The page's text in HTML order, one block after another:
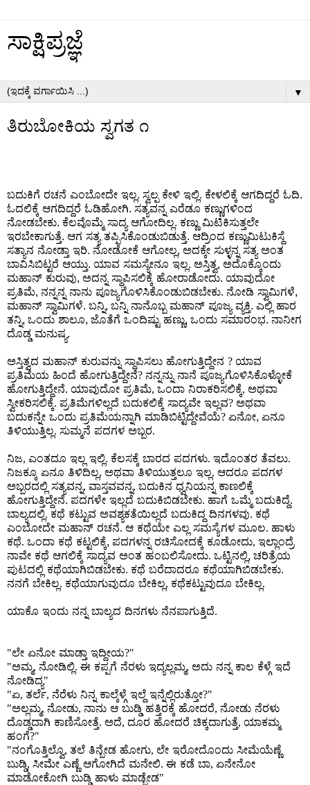
ಸಾಕ್ಷಿಪ್ರಜ್ಞೆ
▼
ತಿರುಬೋಕಿಯ ಸ್ವಗತ ೧
ಬದುಕಿಗೆ ರಚನೆ ಎಂಬೋದೇ ಇಲ್ಲ. ಸ್ವಲ್ಪ ಕೇಳಿ ಇಲ್ಲಿ. ಕೇಳಲಿಕ್ಕೆ ಆಗದಿದ್ದರೆ ಓದಿ.
ಓದಲಿಕ್ಕೆ ಆಗದಿದ್ದರೆ ಓಡಿಹೋಗಿ. ಸತ್ಯವನ್ನ ಎರೆಡೂ ಕಣ್ಣುಗಳಿಂದ
ನೋಡಬೇಕು. ಕೆಲವೊಮ್ಮೆ ಸಾದ್ಯ ಆಗೋದಿಲ್ಲ. ಕಣ್ಣು ಮಿಟಿಕಿಸುತ್ತಲೇ
ಇರಬೇಕಾಗುತ್ತೆ. ಆಗ ಸತ್ಯ ತಪ್ಪಿಸಿಕೊಂಡುಬಿಡುತ್ತೆ. ಆದ್ರಿಂದ ಕಣ್ಣುಮಿಟುಕಿಸ್ದೆ
ಸತ್ಯಾನ ನೋಡ್ತಾ ಇರಿ. ನೋಡೋಕೆ ಆಗೋಲ್ಲ, ಅದಕ್ಕೇ ಸುಳ್ಳನ್ನ ಸತ್ಯ ಅಂತ
ಬಾವಿಸಿಬಿಟ್ಟರೆ ಆಯ್ತು. ಯಾವ ಸಮಸ್ಯೇನೂ ಇಲ್ಲ. ಅಸ್ತಿತ್ವ, ಅದೊಕ್ಕೊಂದು
ಮಹಾನ್ ಕುರುವು, ಅದನ್ನ ಸ್ಥಾಪಿಸಲಿಕ್ಕೆ ಹೋರಾಡೋದು. ಯಾವುದೋ
ಪ್ರತಿಮೆ, ನನ್ನನ್ನ ನಾನು ಪೂಜ್ಯಗೊಳಿಸಿಕೊಂಡುಬಿಡಬೇಕು. ನೋಡಿ ಸ್ವಾಮಿಗಳೆ,
ಮಹಾನ್ ಸ್ವಾಮಿಗಳೆ. ಬನ್ನಿ, ಬನ್ನಿ ನಾನೊಬ್ಬ ಮಹಾನ್ ಪೂಜ್ಯ ವ್ಯಕ್ತಿ. ಎಲ್ಲಿ ಹಾರ
ತನ್ನಿ, ಒಂದು ಶಾಲೂ, ಜೊತೆಗೆ ಒಂದಿಷ್ಟು ಹಣ್ಣು, ಒಂದು ಸಮಾರಂಭ. ನಾನೀಗ
ದೊಡ್ಡ ಮನುಷ್ಯ .
ಅಸ್ತಿತ್ವದ ಮಹಾನ್ ಕುರುವನ್ನು ಸ್ಥಾಪಿಸಲು ಹೋಗುತ್ತಿದ್ದೇನ ? ಯಾವ
ಪ್ರತಿಮೆಯ ಹಿಂದೆ ಹೋಗುತ್ತಿದ್ದೇನೆ? ನನ್ನನ್ನು ನಾನೆ ಪೂಜ್ಯಗೊಳಿಸಿಕೊಳ್ಳೋಕೆ
ಹೋಗುತ್ತಿದ್ದೇನೆ. ಯಾವುದೋ ಪ್ರತಿಮೆ, ಒಂದಾ ನಿರಾಕರಿಸಲಿಕ್ಕೆ, ಅಥವಾ
ಸ್ವೀಕರಿಸಲಿಕ್ಕೆ. ಪ್ರತಿಮೆಗಳಿಲ್ಲದೆ ಬದುಕಲಿಕ್ಕೆ ಸಾದ್ಯವೇ ಇಲ್ಲವ? ಅಥವಾ
ಬದುಕನ್ನೇ ಒಂದು ಪ್ರತಿಮೆಯನ್ನಾಗಿ ಮಾಡಿಬಿಟ್ಟಿದ್ದೇವೆಯೆ? ಏನೋ, ಏನೂ
ತಿಳಿಯುತ್ತಿಲ್ಲ. ಸುಮ್ಮನೆ ಪದಗಳ ಅಬ್ಬರ.
ನಿಜ, ಎಂತದೂ ಇಲ್ಲ ಇಲ್ಲಿ. ಕೆಲಸಕ್ಕೆ ಬಾರದ ಪದಗಳು. ಇದೊಂತರ ತೆವಲು.
ನಿಜಕ್ಕೂ ಏನೂ ತಿಳಿದಿಲ್ಲ, ಅಥವಾ ತಿಳಿಯುತ್ತಲೂ ಇಲ್ಲ. ಆದರೂ ಪದಗಳ
ಅಬ್ಬರದಲ್ಲಿ ಸತ್ಯವನ್ನ, ವಾಸ್ತವವನ್ನ, ಬದುಕಿನ ಧ್ವನಿಯನ್ನ ಕಾಣಲಿಕ್ಕೆ
ಹೋಗುತ್ತಿದ್ದೇನೆ. ಪದಗಳೇ ಇಲ್ಲದೆ ಬದುಕಿಬಿಡಬೇಕು. ಹಾಗೆ ಒಮ್ಮೆ ಬದುಕಿದ್ದೆ.
ಬಾಲ್ಯದಲ್ಲಿ. ಕಥೆ ಕಟ್ಟುವ ಅವಶ್ಯಕತೆಯಿಲ್ಲದೆ ಬದುಕಿದ್ದ ದಿನಗಳವು. ಕಥೆ
ಎಂಬೋದೇ ಮಹಾನ್ ರಚನೆ. ಆ ಕಥೆಯೇ ಎಲ್ಲ ಸಮಸ್ಯೆಗಳ ಮೂಲ. ಹಾಳು
ಕಥೆ. ಒಂದಾ ಕಥೆ ಕಟ್ಟಲಿಕ್ಕೆ, ಪದಗಳನ್ನ ರಚಿಸೋದಕ್ಕೆ ಕೂಡೋದು, ಇಲ್ಲಾಂದ್ರೆ
ನಾವೇ ಕಥೆ ಆಗಲಿಕ್ಕೆ ಸಾದ್ಯವ ಅಂತ ಹಂಬಲಿಸೋದು. ಒಟ್ಟಿನಲ್ಲಿ, ಚರಿತ್ರೆಯ
ಪುಟದಲ್ಲಿ ಕಥೆಯಾಗಿಬಿಡಬೇಕು. ಕಥೆ ಬರೆದಾದರೂ ಕಥೆಯಾಗಿಬಿಡಬೇಕು.
ನನಗೆ ಬೇಕಿಲ್ಲ. ಕಥೆಯಾಗುವುದೂ ಬೇಕಿಲ್ಲ, ಕಥೆಕಟ್ಟುವುದೂ ಬೇಕಿಲ್ಲ.
ಯಾಕೊ ಇಂದು ನನ್ನ ಬಾಲ್ಯದ ದಿನಗಳು ನೆನಪಾಗುತ್ತಿದೆ.
"ಲೇ ಏನೋ ಮಾಡ್ತಾ ಇದ್ದೀಯ?"
"ಅಮ್ಮ, ನೋಡಿಲ್ಲಿ. ಈ ಕಪ್ಪಗೆ ನೆರಳು ಇದ್ಯಲ್ಲಮ್ಮ, ಅದು ನನ್ನ ಕಾಲ ಕೆಳ್ಗೆ ಇದೆ
ನೋಡಿದ್ಯ"
"ಏ, ತರ್ಲೆ, ನೆರೆಳು ನಿನ್ನ ಕಾಲ್ಕೆಳ್ಗೆ ಇಲ್ದೆ ಇನ್ನೆಲ್ಲಿರುತ್ತೋ?"
"ಅಲ್ಲಮ್ಮ, ನೋಡು, ನಾನು ಆ ಬುಡ್ಡಿ ಹತ್ತಿರಕ್ಕೆ ಹೋದರೆ, ನೋಡು ನೆರಳು
ದೊಡ್ಡದಾಗಿ ಕಾಣಿಸೋತ್ತೆ. ಅದೆ, ದೂರ ಹೋದರೆ ಚಿಕ್ಕದಾಗುತ್ತೆ, ಯಾಕಮ್ಮ
ಹಂಗೆ?"
"ನಂಗೊತ್ತಿಲ್ವೊ, ತಲೆ ತಿನ್ಬೇಡ ಹೋಗು, ಲೇ ಇರೋದೊಂದು ಸೀಮೆಯೆಣ್ಣೆ
ಬುಡ್ಡಿ, ಸೀಮೇ ಎಣ್ಣೆ ಆಗೋಗಿದೆ ಮನೇಲಿ. ಈ ಕಡೆ ಬಾ, ಏನೇನೋ
ಮಾಡೋಕೋಗಿ ಬುಡ್ಡಿ ಹಾಳು ಮಾಡ್ಬೇಡ"